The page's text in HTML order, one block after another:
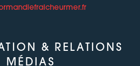
& RELATIONS
MÉDIAS